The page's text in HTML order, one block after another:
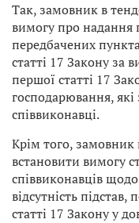
Так, замовник в
вимогу про надання
передбачених
статті 17 Закону за
першої статті 17
господарювання,
співвиконавці.
Крім того, замовник
встановити вимогу
співвиконавців
відсутність
статті 17 Закону у